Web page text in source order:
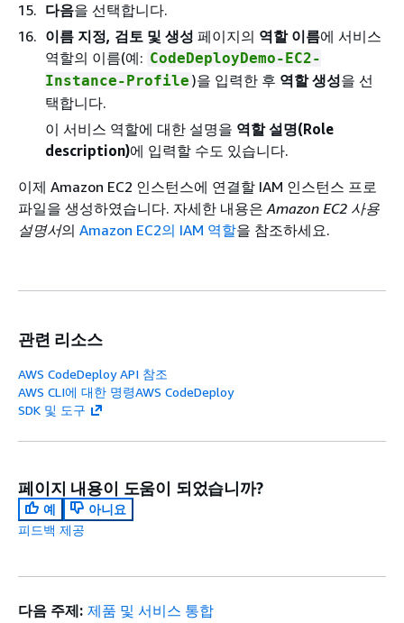
다음을 선택합니다.
이름 지정, 검토 및 생성 페이지의 역할 이름에 서비스
역할의 이름(예: CodeDeployDemo-EC2-
Instance-Profile )을 입력한 후 역할 생성을 선
택합니다.
이 서비스 역할에 대한 설명을 역할 설명(Role
description)에 입력할 수도 있습니다.
이제 Amazon EC2 인스턴스에 연결할 IAM 인스턴스 프로
파일을 생성하였습니다. 자세한 내용은Amazon EC2 사용
설명서의 Amazon EC2의 IAM 역할을 참조하세요.
관련 리소스
AWS CodeDeploy API 참조
AWS CLI에 대한 명령AWS CodeDeploy
SDK 및 도구
페이지 내용이 도움이 되었습니까?
예
아니요
피드백 제공
다음 주제: 제품 및 서비스 통합